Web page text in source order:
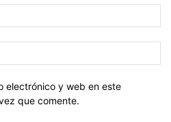
electrónico y web en este
que comente.